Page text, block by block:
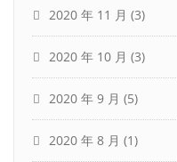
2020 年 11 月 (3)
2020 年 10 月 (3)
2020 年 9 月 (5)
2020 年 8 月 (1)